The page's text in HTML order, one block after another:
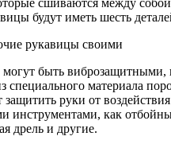
сшиваются между
будут иметь шесть
быть виброзащитными,
специального материала
защитить руки от
инструментами, как
дрель и другие.